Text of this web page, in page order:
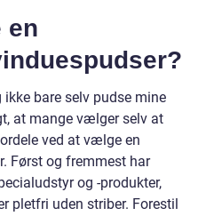
en
bare selv pudse mine
at mange vælger selv at
ved at vælge en
Først og fremmest har
og -produkter,
pletfri uden striber. Forestil